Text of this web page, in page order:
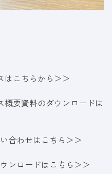
はこちらから＞＞
概要資料のダウンロードは
合わせはこちら＞＞
ンロードはこちら＞＞